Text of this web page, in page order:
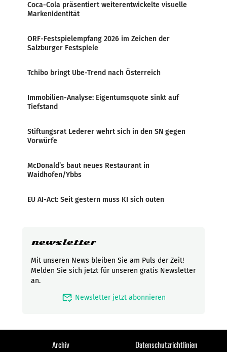
Coca-Cola präsentiert weiterentwickelte visuelle
Markenidentität
ORF-Festspielempfang 2026 im Zeichen der
Salzburger Festspiele
Tchibo bringt Ube-Trend nach Österreich
Immobilien-Analyse: Eigentumsquote sinkt auf
Tiefstand
Stiftungsrat Lederer wehrt sich in den SN gegen
Vorwürfe
McDonald’s baut neues Restaurant in
Waidhofen/Ybbs
EU AI-Act: Seit gestern muss KI sich outen
newsletter
Mit unseren News bleiben Sie am Puls der Zeit!
Melden Sie sich jetzt für unseren gratis Newsletter
an.
mark_email_read Newsletter jetzt abonnieren
Archiv Datenschutzrichtlinien